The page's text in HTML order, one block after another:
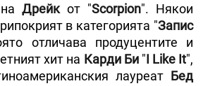
Дрейк от "Scorpion". Някои
в категорията "Запис
отличава продуцентите и
хит на Карди Би"I Like It",
лауреат Бед